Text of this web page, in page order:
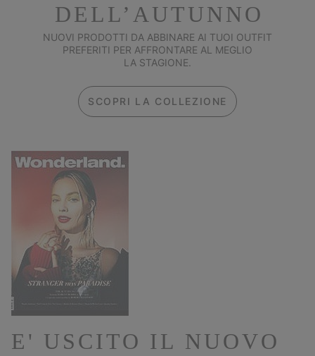
DELL’AUTUNNO
NUOVI PRODOTTI DA ABBINARE AI TUOI OUTFIT
PREFERITI PER AFFRONTARE AL MEGLIO
LA STAGIONE.
SCOPRI LA COLLEZIONE
E' USCITO IL NUOVO